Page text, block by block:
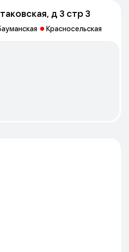
веганской интерпретации.
д 3 стр 3
Красносельская